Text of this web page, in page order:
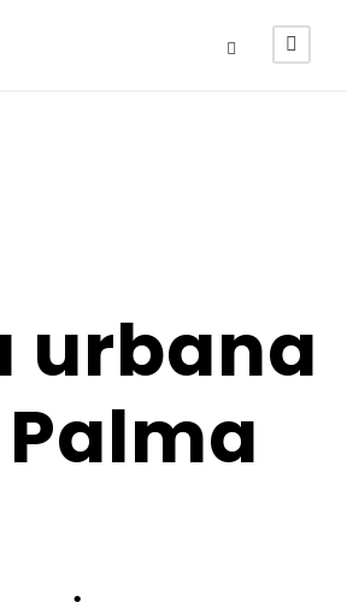
urbana